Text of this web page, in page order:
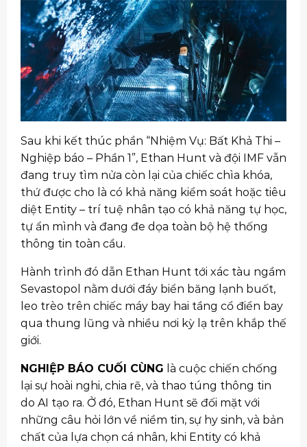
Sau khi kết thúc phần “Nhiệm Vụ: Bất Khả Thi –
Nghiệp báo – Phần 1”, Ethan Hunt và đội IMF vẫn
đang truy tìm nửa còn lại của chiếc chìa khóa,
thứ được cho là có khả năng kiểm soát hoặc tiêu
diệt Entity – trí tuệ nhân tạo có khả năng tự học,
tự ẩn mình và đang đe dọa toàn bộ hệ thống
thông tin toàn cầu.
Hành trình đó dẫn Ethan Hunt tới xác tàu ngầm
Sevastopol nằm dưới đáy biển băng lạnh buốt,
leo trèo trên chiếc máy bay hai tầng cổ điển bay
qua thung lũng và nhiều nơi kỳ lạ trên khắp thế
giới.
NGHIỆP BÁO CUỐI CÙNG là cuộc chiến chống
lại sự hoài nghi, chia rẽ, và thao túng thông tin
do AI tạo ra. Ở đó, Ethan Hunt sẽ đối mặt với
những câu hỏi lớn về niềm tin, sự hy sinh, và bản
chất của lựa chọn cá nhân, khi Entity có khả